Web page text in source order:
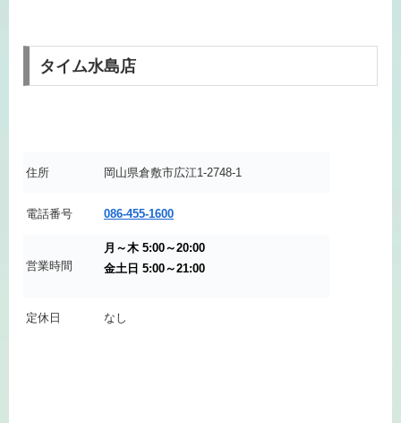
タイム水島店
住所 岡山県倉敷市広江1-2748-1
電話番号 086-455-1600
営業時間
月～木 5:00～20:00
金土日 5:00～21:00
定休日 なし